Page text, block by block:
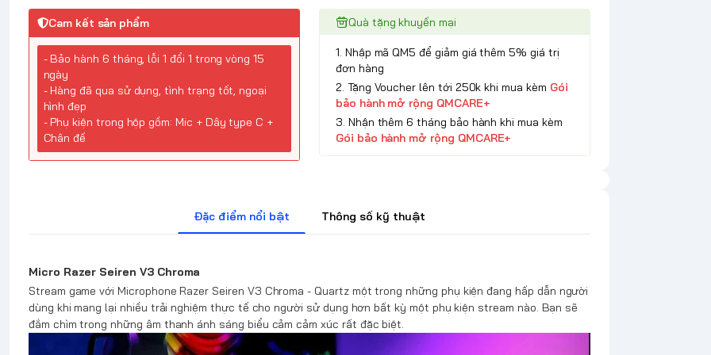
Cam kết sản phẩm
- Bảo hành 6 tháng, lỗi 1 đổi 1 trong vòng 15
ngày
- Hàng đã qua sử dụng, tình trạng tốt, ngoại
hình đẹp
- Phụ kiện trong hộp gồm: Mic + Dây type C +
Chân đế
Quà tặng khuyến mại
1. Nhập mã QM5 để giảm giá thêm 5% giá trị
đơn hàng
2. Tặng Voucher lên tới 250k khi mua kèm Gói
bảo hành mở rộng QMCARE+
3. Nhận thêm 6 tháng bảo hành khi mua kèm
Gói bảo hành mở rộng QMCARE+
Đặc điểm nổi bật Thông số kỹ thuật
Micro Razer Seiren V3 Chroma
Stream game với Microphone Razer Seiren V3 Chroma - Quartz một trong những phụ kiện đang hấp dẫn người
dùng khi mang lại nhiều trải nghiệm thực tế cho người sử dụng hơn bất kỳ một phụ kiện stream nào. Bạn sẽ
đắm chìm trong những âm thanh ánh sáng biểu cảm cảm xúc rất đặc biệt.